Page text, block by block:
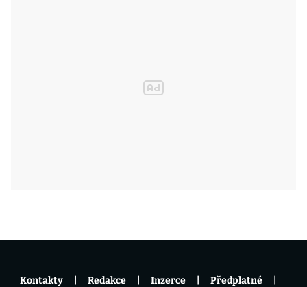
Kontakty Redakce Inzerce Předplatné